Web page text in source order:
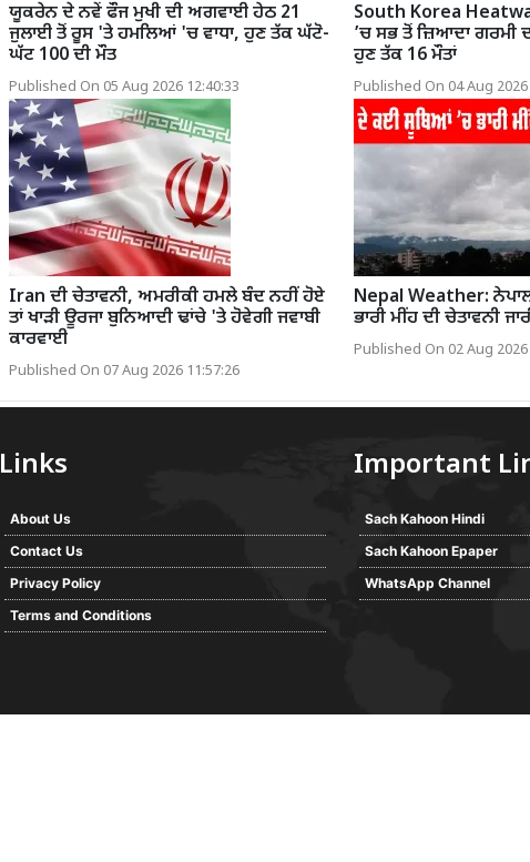
ਯੂਕਰੇਨ ਦੇ ਨਵੇਂ ਫੌਜ ਮੁਖੀ ਦੀ ਅਗਵਾਈ ਹੇਠ 21
ਜੁਲਾਈ ਤੋਂ ਰੂਸ 'ਤੇ ਹਮਲਿਆਂ 'ਚ ਵਾਧਾ, ਹੁਣ ਤੱਕ ਘੱਟੋ-
ਘੱਟ 100 ਦੀ ਮੌਤ
Published On 05 Aug 2026 12:40:33
South Korea
’ਚ ਸਭ ਤੋਂ ਜ਼ਿਆਦਾ ਗਰਮੀ
ਹੁਣ ਤੱਕ 16 ਮੌਤਾਂ
Published On 04 Aug 2026
Iran ਦੀ ਚੇਤਾਵਨੀ, ਅਮਰੀਕੀ ਹਮਲੇ ਬੰਦ ਨਹੀਂ ਹੋਏ
ਤਾਂ ਖਾੜੀ ਊਰਜਾ ਬੁਨਿਆਦੀ ਢਾਂਚੇ 'ਤੇ ਹੋਵੇਗੀ ਜਵਾਬੀ
ਕਾਰਵਾਈ
Published On 07 Aug 2026 11:57:26
Nepal Weather:
ਭਾਰੀ ਮੀਂਹ ਦੀ ਚੇਤਾਵਨੀ
Published On 02 Aug 2026
Links
About Us
Contact Us
Privacy Policy
Terms and Conditions
Important
Sach Kahoon Hindi
Sach Kahoon Epaper
WhatsApp Channel